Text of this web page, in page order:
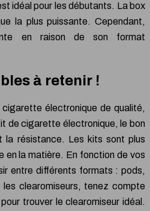
idéal pour les débutants. La box
la plus puissante. Cependant,
en raison de son format
à retenir !
cigarette électronique de qualité,
de cigarette électronique, le bon
la résistance. Les kits sont plus
en la matière. En fonction de vos
entre différents formats : pods,
clearomiseurs, tenez compte
trouver le clearomiseur idéal.